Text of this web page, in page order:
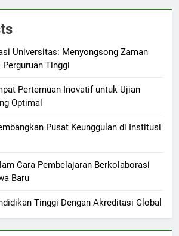
Universitas: Menyongsong Zaman
Tinggi
Pertemuan Inovatif untuk Ujian
Optimal
Pusat Keunggulan di Institusi
Cara Pembelajaran Berkolaborasi
Baru
Tinggi Dengan Akreditasi Global